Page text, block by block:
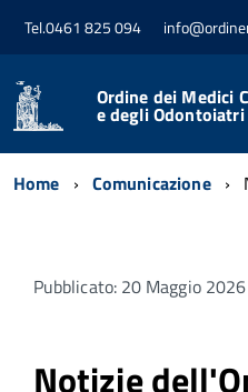
Tel.0461 825 094
Ordine dei Medici
e degli
Home Comunicazione
Pubblicato: 20 Maggio 2026
Notizie